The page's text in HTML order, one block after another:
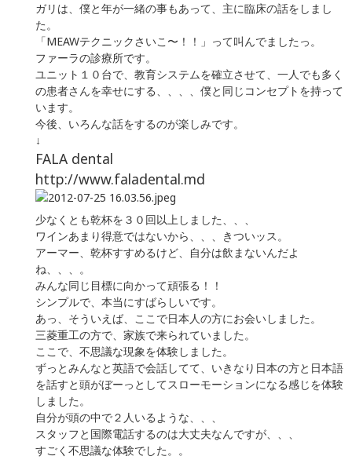
ガリは、僕と年が一緒の事もあって、主に臨床の話をしまし
た。
「MEAWテクニックさいこ〜！！」って叫んでましたっ。
ファーラの診療所です。
ユニット１０台で、教育システムを確立させて、一人でも多く
の患者さんを幸せにする、、、、僕と同じコンセプトを持って
います。
今後、いろんな話をするのが楽しみです。
↓
FALA dental
http://www.faladental.md
少なくとも乾杯を３０回以上しました、、、
ワインあまり得意ではないから、、、きついッス。
アーマー、乾杯すすめるけど、自分は飲まないんだよ
ね、、、。
みんな同じ目標に向かって頑張る！！
シンプルで、本当にすばらしいです。
あっ、そういえば、ここで日本人の方にお会いしました。
三菱重工の方で、家族で来られていました。
ここで、不思議な現象を体験しました。
ずっとみんなと英語で会話してて、いきなり日本の方と日本語
を話すと頭がぼーっとしてスローモーションになる感じを体験
しました。
自分が頭の中で２人いるような、、、
スタッフと国際電話するのは大丈夫なんですが、、、
すごく不思議な体験でした。。